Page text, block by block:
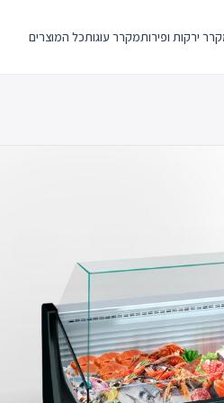
ירקות ופירותמקרר עוגותכל המוצרים